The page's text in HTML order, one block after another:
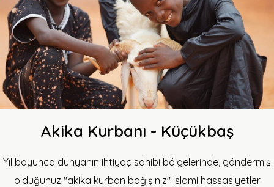
Akika Kurbanı - Küçükbaş
Yıl boyunca dünyanın ihtiyaç sahibi bölgelerinde, göndermiş
olduğunuz "akika kurban bağışınız" islami hassasiyetler